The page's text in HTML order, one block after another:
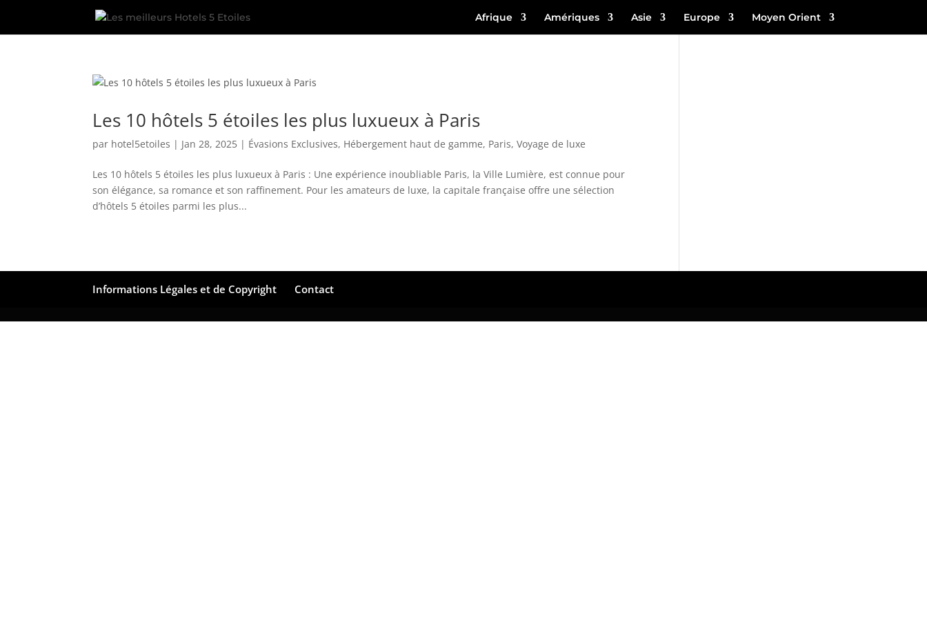
Afrique Amériques Asie Europe Moyen Orient
Les 10 hôtels 5 étoiles les plus luxueux à Paris
par hotel5etoiles | Jan 28, 2025 | Évasions Exclusives, Hébergement haut de gamme, Paris,Voyage de luxe
Les 10 hôtels 5 étoiles les plus luxueux à Paris : Une expérience inoubliable Paris, la Ville Lumière, est connue pour
son élégance, sa romance et son raffinement. Pour les amateurs de luxe, la capitale française offre une sélection
d’hôtels 5 étoiles parmi les plus...
Informations Légales et de Copyright Contact